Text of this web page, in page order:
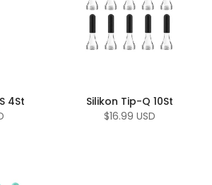
4St
Silikon Tip-Q 10St
$16.99 USD